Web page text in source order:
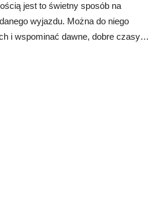
jest to świetny sposób na
wyjazdu. Można do niego
i wspominać dawne, dobre czasy…